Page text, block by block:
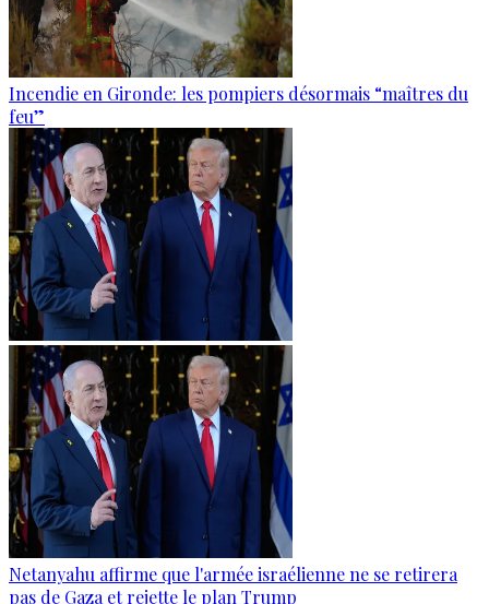
Incendie en Gironde: les pompiers désormais “maîtres du
feu”
Netanyahu affirme que l'armée israélienne ne se retirera
pas de Gaza et rejette le plan Trump